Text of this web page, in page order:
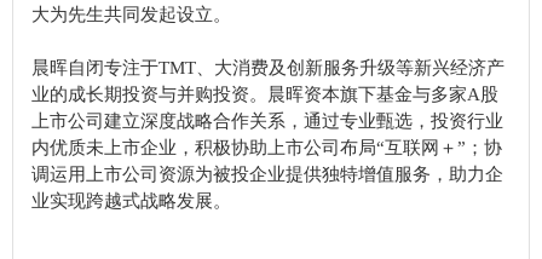
大为先生共同发起设立。
晨晖自闭专注于TMT、大消费及创新服务升级等新兴经济产
业的成长期投资与并购投资。晨晖资本旗下基金与多家A股
上市公司建立深度战略合作关系，通过专业甄选，投资行业
内优质未上市企业，积极协助上市公司布局“互联网＋”；协
调运用上市公司资源为被投企业提供独特增值服务，助力企
业实现跨越式战略发展。